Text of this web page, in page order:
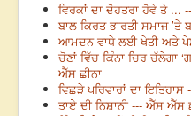
ਵਿਰਕਾਂ ਦਾ ਦੋਹਤਰਾ ਹੋਵੇ ਤੇ ...
ਬਾਲ ਕਿਰਤ ਭਾਰਤੀ ਸਮਾਜ ’ਤੇ
ਆਮਦਨ ਵਾਧੇ ਲਈ ਖੇਤੀ ਅਤੇ
ਚੋਣਾਂ ਵਿੱਚ ਕਿੰਨਾ ਚਿਰ ਚੱਲੇਗਾ
ਐੱਸ ਛੀਨਾ
ਵਿਛੜੇ ਪਰਿਵਾਰਾਂ ਦਾ
ਤਾਏ ਦੀ ਨਿਸ਼ਾਨੀ --- ਐੱਸ ਐੱਸ